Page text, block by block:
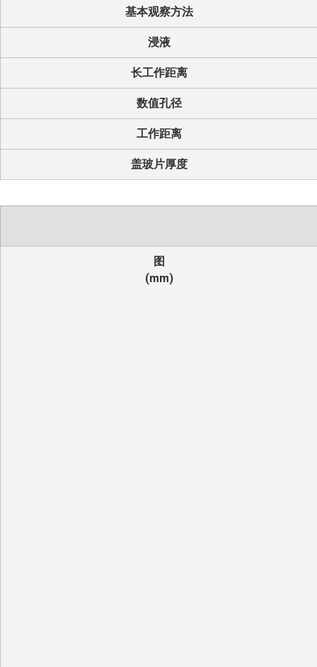
基本观察方法
浸液
长工作距离
数值孔径
工作距离
盖玻片厚度
图
(mm)